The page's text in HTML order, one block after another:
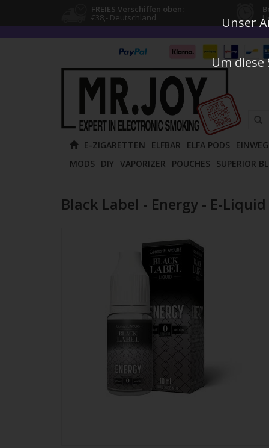
FREIES Verschiffen oben:
€38,- Deutschland
E-ZIGARETTEN ELFBAR ELFA PODS
MODS DIY VAPORIZER POUCHES SUPERIOR
Black Label - Energy - E-
Unser
Um diese